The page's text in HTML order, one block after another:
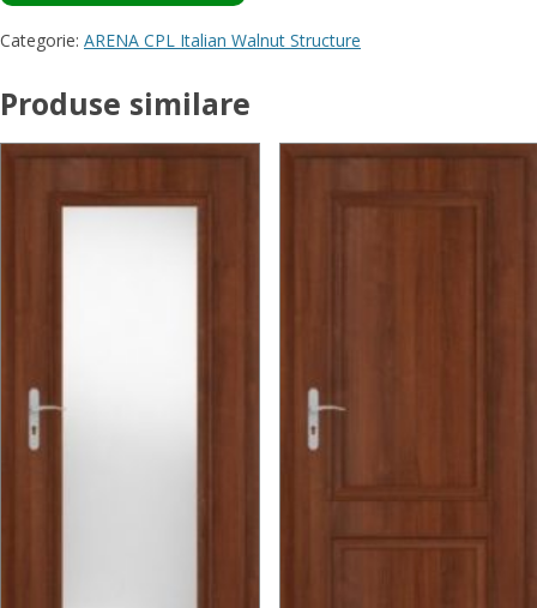
Categorie: ARENA CPL Italian Walnut Structure
Produse similare